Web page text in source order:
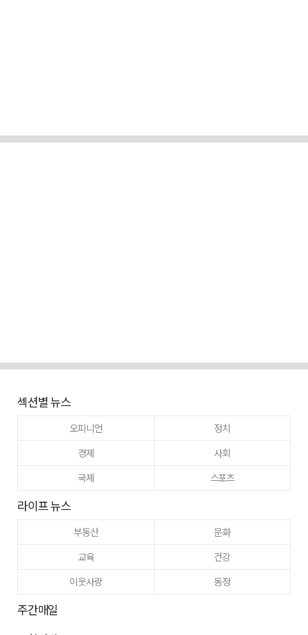
섹션별 뉴스
오피니언
정치
경제
사회
국제
스포츠
라이프 뉴스
부동산
문화
교육
건강
이웃사랑
동정
주간매일